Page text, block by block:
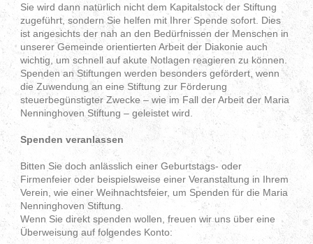
Sie wird dann natürlich nicht dem Kapitalstock der Stiftung
zugeführt, sondern Sie helfen mit Ihrer Spende sofort. Dies
ist angesichts der nah an den Bedürfnissen der Menschen in
unserer Gemeinde orientierten Arbeit der Diakonie auch
wichtig, um schnell auf akute Notlagen reagieren zu können.
Spenden an Stiftungen werden besonders gefördert, wenn
die Zuwendung an eine Stiftung zur Förderung
steuerbegünstigter Zwecke – wie im Fall der Arbeit der Maria
Nenninghoven Stiftung – geleistet wird.
Spenden veranlassen
Bitten Sie doch anlässlich einer Geburtstags- oder
Firmenfeier oder beispielsweise einer Veranstaltung in Ihrem
Verein, wie einer Weihnachtsfeier, um Spenden für die Maria
Nenninghoven Stiftung.
Wenn Sie direkt spenden wollen, freuen wir uns über eine
Überweisung auf folgendes Konto: